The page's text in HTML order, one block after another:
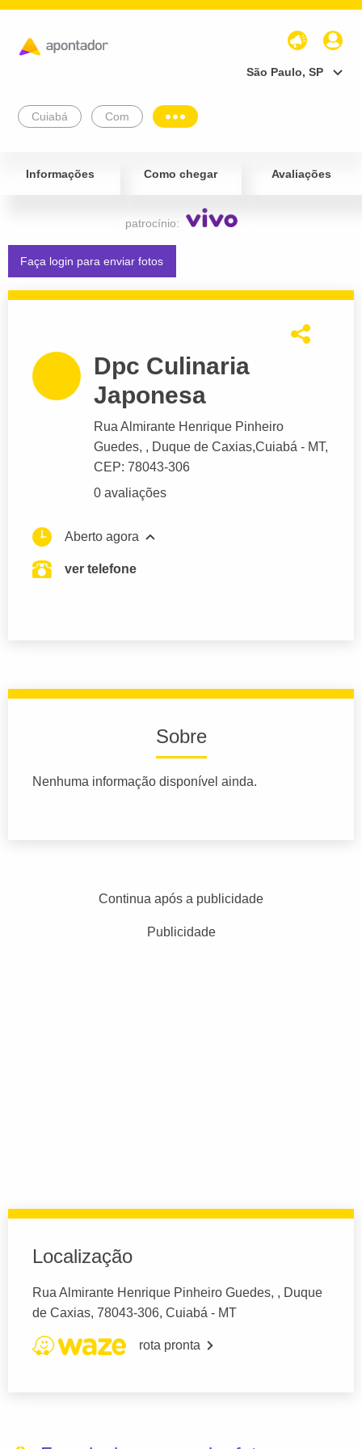
São Paulo, SP
Cuiabá Com
Informações Como chegar Avaliações
patrocínio:
Faça login para enviar fotos
Dpc Culinaria
Japonesa
Rua Almirante Henrique Pinheiro
Guedes, , Duque de Caxias,Cuiabá - MT,
CEP: 78043-306
0 avaliações
Aberto agora
ver telefone
Sobre
Nenhuma informação disponível ainda.
Continua após a publicidade
Publicidade
Localização
Rua Almirante Henrique Pinheiro Guedes, , Duque
de Caxias, 78043-306, Cuiabá - MT
rota pronta